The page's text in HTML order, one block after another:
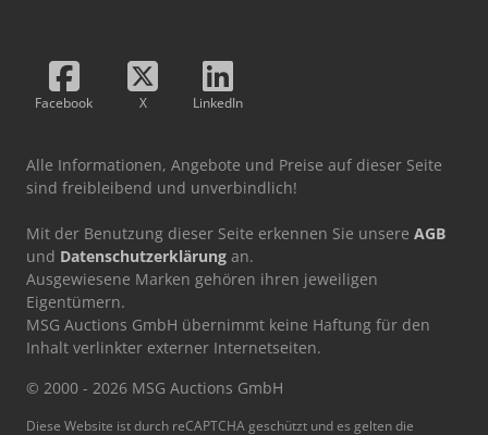
Facebook X LinkedIn
Alle Informationen, Angebote und Preise auf dieser Seite
sind freibleibend und unverbindlich!
Mit der Benutzung dieser Seite erkennen Sie unsere AGB
und Datenschutzerklärung an.
Ausgewiesene Marken gehören ihren jeweiligen
Eigentümern.
MSG Auctions GmbH übernimmt keine Haftung für den
Inhalt verlinkter externer Internetseiten.
© 2000 - 2026 MSG Auctions GmbH
Diese Website ist durch reCAPTCHA geschützt und es gelten die